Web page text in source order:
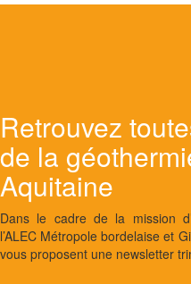
Retrouvez
de la
Aquitaine
Dans le cadre de la mission
l’ALEC Métropole bordelaise et
vous proposent une newsletter